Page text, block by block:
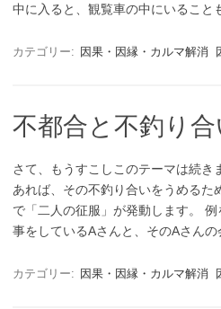
中に入ると、観覧車の中にいること
カテゴリー: 因果・因縁・カルマ解消
不都合と不釣り合
さて、もうすこしこのテーマは続き
あれば、その不釣り合いをうめるた
で「二人の征服」が発動します。
事をしているAさんと、そのAさん
カテゴリー: 因果・因縁・カルマ解消